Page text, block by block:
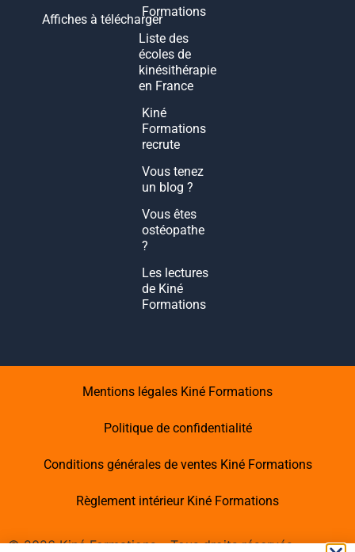
Affiches à télécharger
Formations
Liste des
écoles de
kinésithérapie
en France
Kiné
Formations
recrute
Vous tenez
un blog ?
Vous êtes
ostéopathe
?
Les lectures
de Kiné
Formations
Mentions légales Kiné Formations
Politique de confidentialité
Conditions générales de ventes Kiné Formations
Règlement intérieur Kiné Formations
©2026Kiné Formations – Tous droits réservés -